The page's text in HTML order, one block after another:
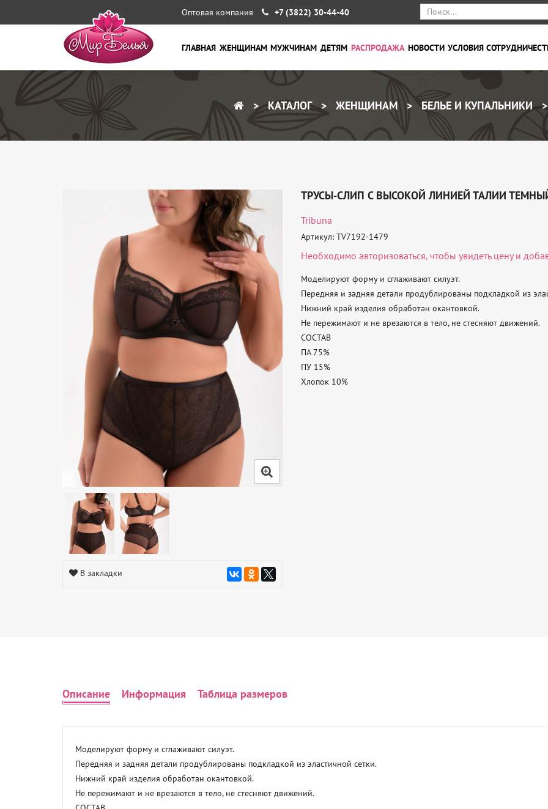
Оптовая компания +7 (3822) 30-44-40
ГЛАВНАЯ ЖЕНЩИНАМ МУЖЧИНАМ ДЕТЯМ РАСПРОДАЖА НОВОСТИ УСЛОВИЯ
КАТАЛОГ ЖЕНЩИНАМ БЕЛЬЕ И КУПАЛЬНИКИ
В закладки
ТРУСЫ-СЛИП С ВЫСОКОЙ ЛИНИЕЙ ТАЛИИ
Tribuna
Артикул: TV7192-1479
Необходимо авторизоваться, чтобы увидеть цену и
Моделируют форму и сглаживают силуэт.
Передняя и задняя детали продублированы подкладкой из
Нижний край изделия обработан окантовкой.
Не пережимают и не врезаются в тело, не стесняют движений.
СОСТАВ
ПА 75%
ПУ 15%
Хлопок 10%
Описание Информация Таблица размеров
Моделируют форму и сглаживают силуэт.
Передняя и задняя детали продублированы подкладкой из эластичной сетки.
Нижний край изделия обработан окантовкой.
Не пережимают и не врезаются в тело, не стесняют движений.